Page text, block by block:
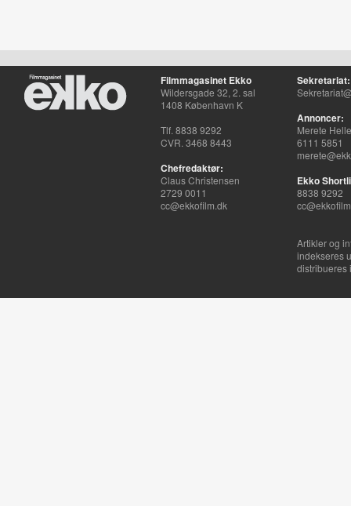
Filmmagasinet Ekko
Wildersgade 32, 2. sal
1408 København K
Tlf. 8838 9292
CVR. 3468 8443
Chefredaktør:
Claus Christensen
2729 0011
cc@ekkofilm.dk
Sekretariat:
Annoncer:
Merete
6111 5851
Ekko
8838 9292
Artikler og
indekseres
distribueres